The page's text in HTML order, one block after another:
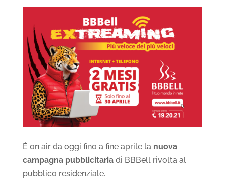
È on air da oggi fino a fine aprile la nuova
campagna pubblicitariadi BBBell rivolta al
pubblico residenziale.